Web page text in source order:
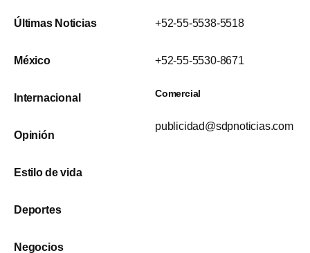
Últimas Noticias
México
Internacional
Opinión
Estilo de vida
Deportes
Negocios
+52-55-5538-5518
+52-55-5530-8671
Comercial
publicidad@sdpnoticias.com